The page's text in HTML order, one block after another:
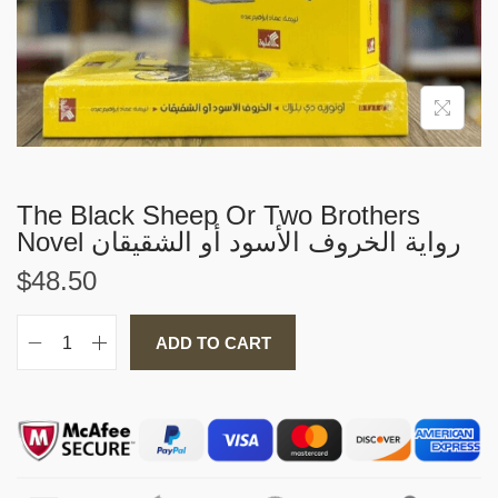
i
n
The Black Sheep Or Two Brothers
Novel رواية الخروف الأسود أو الشقيقان
$48.50
T
B
ADD TO CART